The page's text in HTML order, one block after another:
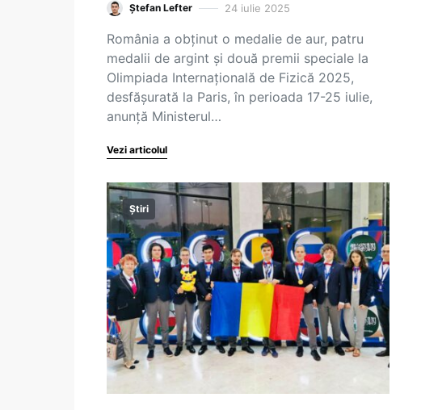
Ștefan Lefter 24 iulie 2025
România a obținut o medalie de aur, patru
medalii de argint și două premii speciale la
Olimpiada Internațională de Fizică 2025,
desfășurată la Paris, în perioada 17-25 iulie,
anunță Ministerul…
Vezi articolul
Știri